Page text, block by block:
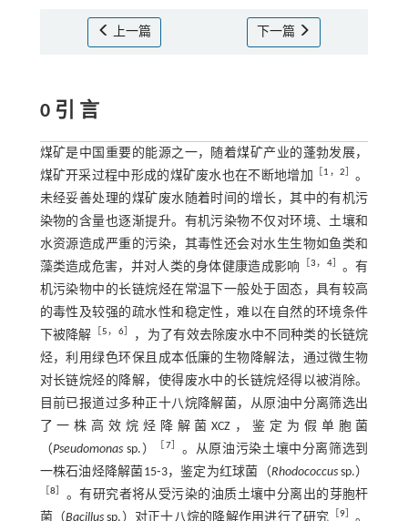
上一篇 下一篇
0 引 言
煤矿是中国重要的能源之一，随着煤矿产业的蓬勃发展，
煤矿开采过程中形成的煤矿废水也在不断地增加
1 ， 2
。
未经妥善处理的煤矿废水随着时间的增长，其中的有机污
染物的含量也逐渐提升。有机污染物不仅对环境、土壤和
水资源造成严重的污染，其毒性还会对水生生物如鱼类和
藻类造成危害，并对人类的身体健康造成影响
3， 4］ 。有
机污染物中的长链烷烃在常温下一般处于固态，具有较高
的毒性及较强的疏水性和稳定性，难以在自然的环境条件
下被降解 ［5， 6］
，为了有效去除废水中不同种类的长链烷
烃，利用绿色环保且成本低廉的生物降解法，通过微生物
对长链烷烃的降解，使得废水中的长链烷烃得以被消除。
目前已报道过多种正十八烷降解菌，从原油中分离筛选出
了一株高效烷烃降解菌XCZ，鉴定为假单胞菌
（Pseudomonas sp.） 7］ 。从原油污染土壤中分离筛选到
一株石油烃降解菌15⁃3，鉴定为红球菌（Rhodococcussp.）
［8
。有研究者将从受污染的油质土壤中分离出的芽胞杆
菌（Bacillus sp.）对正十八烷的降解作用进行了研究 9］ 。